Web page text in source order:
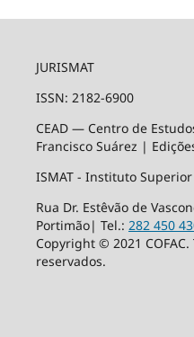
JURISMAT
ISSN: 2182-6900
CEAD — Centro de
Francisco Suárez |
ISMAT - Instituto
Rua Dr. Estêvão de
Portimão| Tel.: 282 450
Copyright © 2021
reservados.